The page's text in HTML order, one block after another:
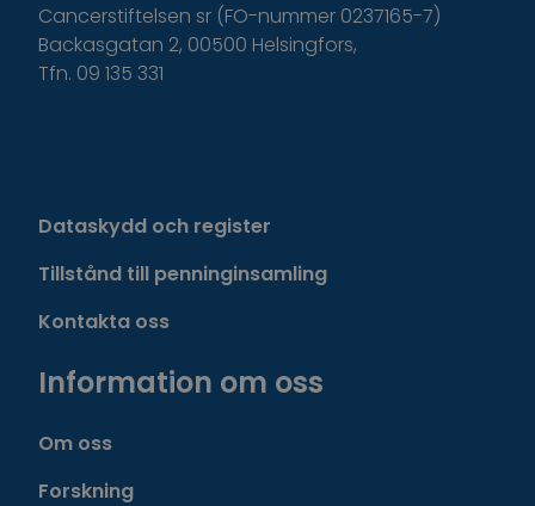
Cancerstiftelsen sr (FO-nummer 0237165-7)
Backasgatan 2, 00500 Helsingfors,
Tfn. 09 135 331
Dataskydd och register
Tillstånd till penninginsamling
Kontakta oss
Information om oss
Om oss
Forskning